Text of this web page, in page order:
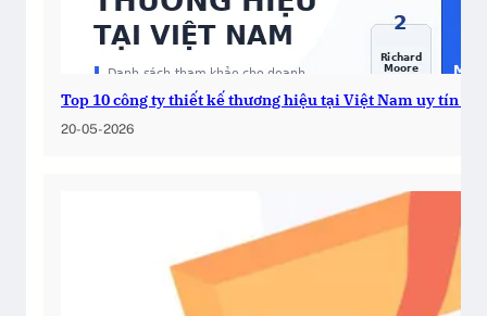
Top 10 công ty thiết kế thương hiệu tại Việt Nam uy tín
20-05-2026